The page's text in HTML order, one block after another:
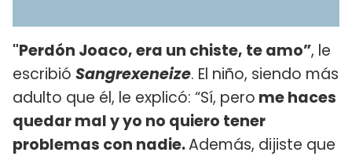
"Perdón Joaco, era un chiste, te amo”, le
escribió Sangrexeneize. El niño, siendo más
adulto que él, le explicó: “Sí, pero me haces
quedar mal y yo no quiero tener
problemas con nadie.Además, dijiste que